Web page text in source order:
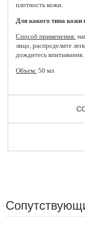
плотность кожи.
Для какого типа кожи
Способ применения:
лицо, распределите
дождитесь впитывания.
Объем: 50 мл